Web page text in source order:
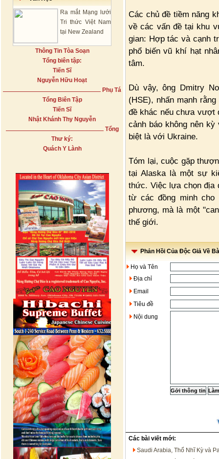
Ra mắt Mạng lưới
Tri thức Việt Nam
tại New Zealand
Thông Tin Tòa Soạn
Tổng biên tập:
Tiến Sĩ
Nguyễn Hữu Hoạt
Phụ Tá
Tổng Biên Tập
Tiến Sĩ
Nhật Khánh Thy Nguyễn
Tổng
Thư ký:
Quách Y Lành
Các chủ đề tiềm năng
về các vấn đề tại khu
gian: Hợp tác và cạnh
phổ biến vũ khí hạt
tâm.
Dù vậy, ông Dmitry
(HSE), nhấn mạnh
đề khác nếu chưa vượt
cảnh báo không nên
biệt là với Ukraine.
Tóm lại, cuộc gặp
tại Alaska là một sự
thức. Việc lựa chọn địa
từ các đồng minh cho
phương, mà là một
thế giới.
Phản Hồi Của Độc Giả Về
Họ và Tên
Địa chỉ
Email
Tiêu đề
Nội dung
Các bài viết mới:
Saudi Arabia, Thổ Nhĩ Kỳ và